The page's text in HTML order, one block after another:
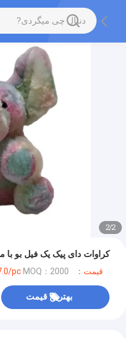
2
/
2
کراوات دای پیک یک فیل بو
قیمت：USD5.0-7.0/pc MOQ：2000 عدد
بهترین قیمت